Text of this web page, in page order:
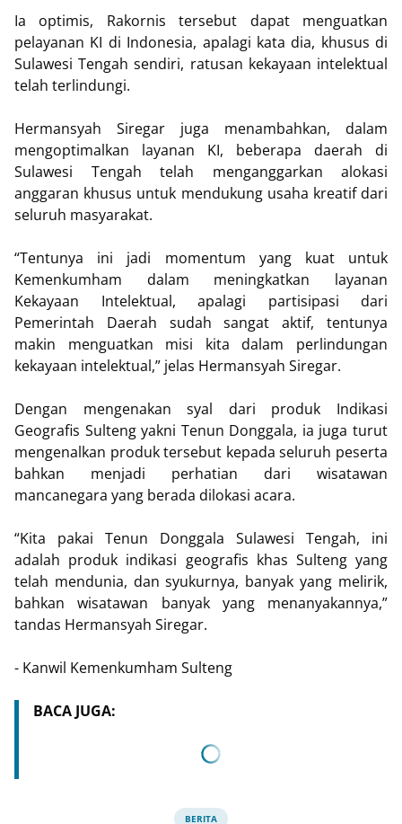
Ia optimis, Rakornis tersebut dapat menguatkan
pelayanan KI di Indonesia, apalagi kata dia, khusus di
Sulawesi Tengah sendiri, ratusan kekayaan intelektual
telah terlindungi.
Hermansyah Siregar juga menambahkan, dalam
mengoptimalkan layanan KI, beberapa daerah di
Sulawesi Tengah telah menganggarkan alokasi
anggaran khusus untuk mendukung usaha kreatif dari
seluruh masyarakat.
“Tentunya ini jadi momentum yang kuat untuk
Kemenkumham dalam meningkatkan layanan
Kekayaan Intelektual, apalagi partisipasi dari
Pemerintah Daerah sudah sangat aktif, tentunya
makin menguatkan misi kita dalam perlindungan
kekayaan intelektual,” jelas Hermansyah Siregar.
Dengan mengenakan syal dari produk Indikasi
Geografis Sulteng yakni Tenun Donggala, ia juga turut
mengenalkan produk tersebut kepada seluruh peserta
bahkan menjadi perhatian dari wisatawan
mancanegara yang berada dilokasi acara.
“Kita pakai Tenun Donggala Sulawesi Tengah, ini
adalah produk indikasi geografis khas Sulteng yang
telah mendunia, dan syukurnya, banyak yang melirik,
bahkan wisatawan banyak yang menanyakannya,”
tandas Hermansyah Siregar.
- Kanwil Kemenkumham Sulteng
BACA JUGA:
BERITA